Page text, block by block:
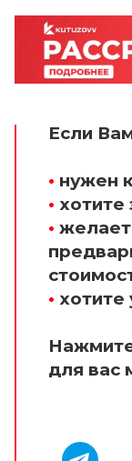
Если
• нужен
• хотите
•
• хотите
для вас